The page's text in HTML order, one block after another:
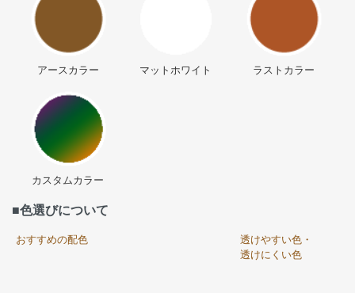
アースカラー マットホワイト ラストカラー
カスタムカラー
■色選びについて
おすすめの配色
透けやすい色・
透けにくい色